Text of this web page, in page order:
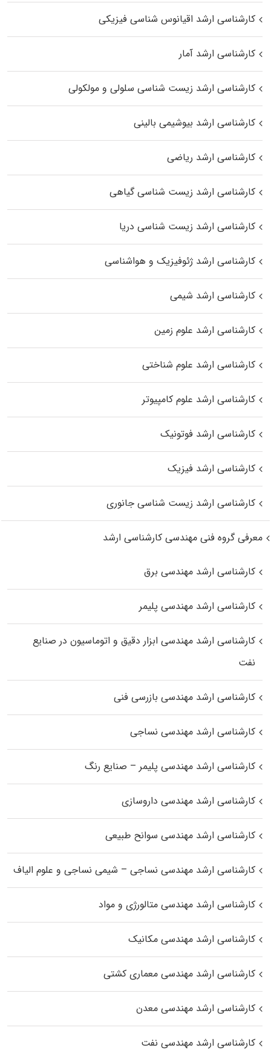
کارشناسی ارشد اقیانوس‌ شناسی فیزیکی
کارشناسی ارشد آمار
کارشناسی ارشد زیست شناسی سلولی و مولکولی
کارشناسی ارشد بیوشیمی بالینی
کارشناسی ارشد ریاضی
کارشناسی ارشد زیست‌ شناسی گیاهی
کارشناسی ارشد زیست‌ شناسی دریا
کارشناسی ارشد ژئوفیزیک و هواشناسی
کارشناسی ارشد شیمی
کارشناسی ارشد علوم زمین
کارشناسی ارشد علوم شناختی
کارشناسی ارشد علوم کامپیوتر
کارشناسی ارشد فوتونیک
کارشناسی ارشد فیزیک
کارشناسی ارشد زیست‌ شناسی جانوری
معرفی گروه فنی مهندسی کارشناسی ارشد
کارشناسی ارشد مهندسی برق
کارشناسی ارشد مهندسی پلیمر
کارشناسی ارشد مهندسی ابزار دقیق و اتوماسیون در صنایع
نفت
کارشناسی ارشد مهندسی بازرسی فنی
کارشناسی ارشد مهندسی نساجی
کارشناسی ارشد مهندسی پلیمر – صنایع رنگ
کارشناسی ارشد مهندسی داروسازی
کارشناسی ارشد مهندسی سوانح طبیعی
کارشناسی ارشد مهندسی نساجی – شیمی نساجی و علوم الیاف
کارشناسی ارشد مهندسی متالورژی و مواد
کارشناسی ارشد مهندسی مکانیک
کارشناسی ارشد مهندسی معماری کشتی
کارشناسی ارشد مهندسی معدن
کارشناسی ارشد مهندسی نفت